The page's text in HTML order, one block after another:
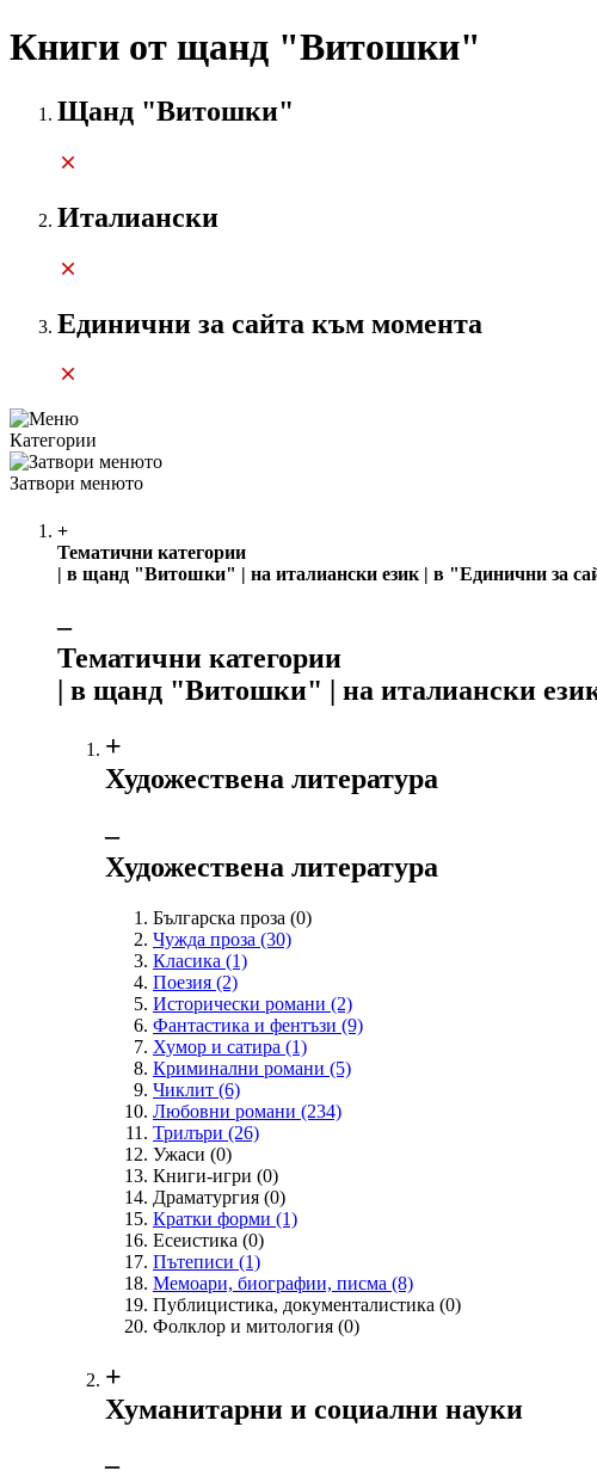
Книги от щанд "Витошки"
Щанд "Витошки"
Италиански
Единични за сайта към момента
Категории
Затвори менюто
+
Тематични категории
| в щанд "Витошки" | на италиански език | в "Единични за
‒
Тематични категории
| в щанд "Витошки" | на италиански
+
Художествена литература
‒
Художествена литература
Българска проза (0)
Чужда проза (30)
Класика (1)
Поезия (2)
Исторически романи (2)
Фантастика и фентъзи (9)
Хумор и сатира (1)
Криминални романи (5)
Чиклит (6)
Любовни романи (234)
Трилъри (26)
Ужаси (0)
Книги-игри (0)
Драматургия (0)
Кратки форми (1)
Есеистика (0)
Пътеписи (1)
Мемоари, биографии, писма (8)
Публицистика, документалистика (0)
Фолклор и митология (0)
+
Хуманитарни и социални науки
‒